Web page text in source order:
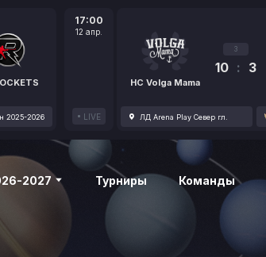
2025-2026
17:00
12 апр.
LIVE
HC Volga Mama
3
10 : 3
ЛД Arena Play Север гл.
2027 Турниры Команды